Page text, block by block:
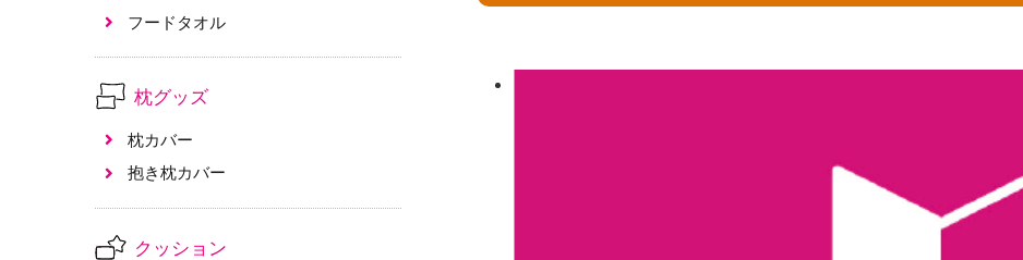
フードタオル
枕グッズ
枕カバー
抱き枕カバー
クッション